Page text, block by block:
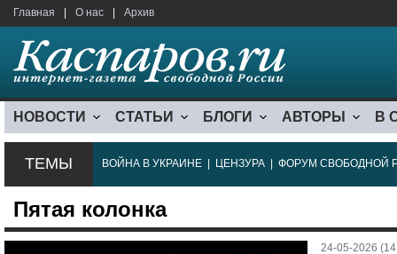
Главная О нас Архив
НОВОСТИ СТАТЬИ БЛОГИ АВТОРЫ В
ТЕМЫ ВОЙНА В УКРАИНЕ ЦЕНЗУРА ФОРУМ СВОБОДНОЙ
Пятая колонка
24-05-2026